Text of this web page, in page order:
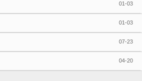
01-03
01-03
07-23
04-20